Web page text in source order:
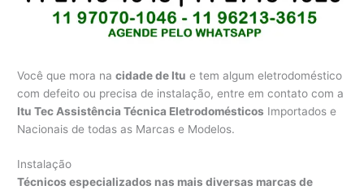
Você que mora nacidade de Itu e tem algum eletrodoméstico
com defeito ou precisa de instalação, entre em contato com a
Itu Tec Assistência Técnica Eletrodomésticos Importados e
Nacionais de todas as Marcas e Modelos.
Instalação
Técnicos especializados nas mais diversas marcas de